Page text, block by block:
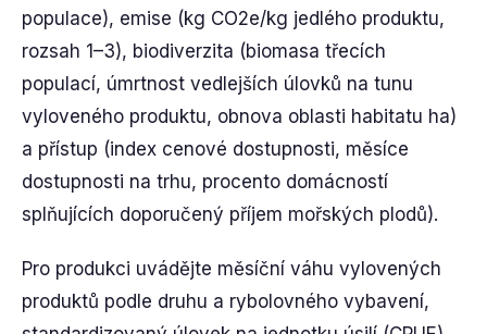
populace), emise (kg CO2e/kg jedlého produktu,
rozsah 1–3), biodiverzita (biomasa třecích
populací, úmrtnost vedlejších úlovků na tunu
vyloveného produktu, obnova oblasti habitatu ha)
a přístup (index cenové dostupnosti, měsíce
dostupnosti na trhu, procento domácností
splňujících doporučený příjem mořských plodů).
Pro produkci uvádějte měsíční váhu vylovených
produktů podle druhu a rybolovného vybavení,